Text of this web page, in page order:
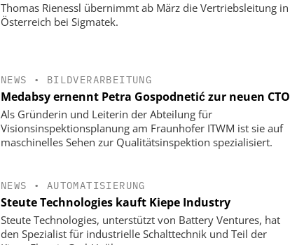
Thomas Rienessl übernimmt ab März die Vertriebsleitung in
Österreich bei Sigmatek.
NEWS • BILDVERARBEITUNG
Medabsy ernennt Petra Gospodnetić zur neuen CTO
Als Gründerin und Leiterin der Abteilung für
Visionsinspektionsplanung am Fraunhofer ITWM ist sie auf
maschinelles Sehen zur Qualitätsinspektion spezialisiert.
NEWS • AUTOMATISIERUNG
Steute Technologies kauft Kiepe Industry
Steute Technologies, unterstützt von Battery Ventures, hat
den Spezialist für industrielle Schalttechnik und Teil der